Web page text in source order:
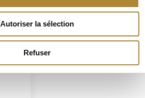
Autoriser la sélection
Refuser